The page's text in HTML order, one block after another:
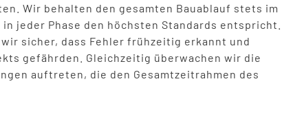
Wir behalten den gesamten Bauablauf stets im
jeder Phase den höchsten Standards entspricht.
sicher, dass Fehler frühzeitig erkannt und
gefährden. Gleichzeitig überwachen wir die
auftreten, die den Gesamtzeitrahmen des